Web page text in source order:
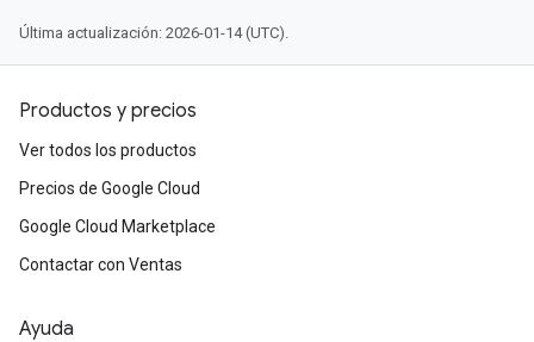
Última actualización: 2026-01-14 (UTC).
Productos y precios
Ver todos los productos
Precios de Google Cloud
Google Cloud Marketplace
Contactar con Ventas
Ayuda